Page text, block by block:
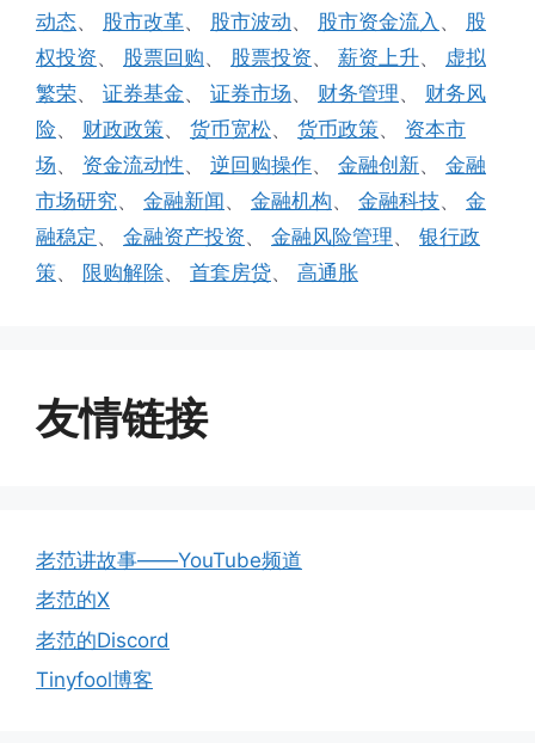
动态、 股市改革、 股市波动、 股市资金流入 、 股
权投资、 股票回购、 股票投资、 薪资上升、 虚拟
繁荣、 证券基金、 证券市场、 财务管理、 财务风
险、 财政政策、 货币宽松、 货币政策、 资本市
场、 资金流动性、 逆回购操作、 金融创新、 金融
市场研究、 金融新闻、 金融机构、 金融科技、 金
融稳定 、 金融资产投资、 金融风险管理、 银行政
策、 限购解除、 首套房贷、 高通胀
友情链接
老范讲故事——YouTube频道
老范的X
老范的Discord
Tinyfool博客